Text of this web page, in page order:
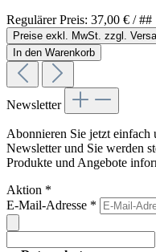
Regulärer Preis: 37,00 € / ##
Preise exkl. MwSt. zzgl.
In den Warenkorb
Newsletter
Abonnieren Sie jetzt einfach
Newsletter und Sie werden
Produkte und Angebote
Aktion *
E-Mail-Adresse *